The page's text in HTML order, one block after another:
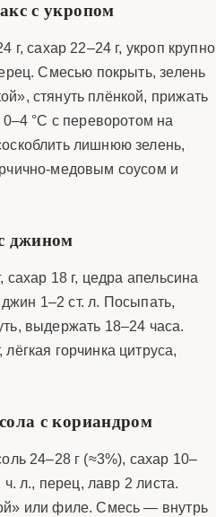
с укропом
г, сахар 22–24 г, укроп крупно
Смесью покрыть, зелень
стянуть плёнкой, прижать
°C с переворотом на
лишнюю зелень,
медовым соусом и
джином
сахар 18 г, цедра апельсина
1–2 ст. л. Посыпать,
выдержать 18–24 часа.
горчинка цитруса,
с кориандром
24–28 г (≈3%), сахар 10–
л., перец, лавр 2 листа.
или филе. Смесь — внутрь